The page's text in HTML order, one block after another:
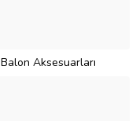
Balon Aksesuarları